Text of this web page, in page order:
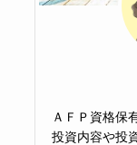
ＡＦＰ資格保
投資内容や投